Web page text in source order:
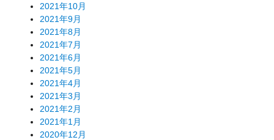
2021年10月
2021年9月
2021年8月
2021年7月
2021年6月
2021年5月
2021年4月
2021年3月
2021年2月
2021年1月
2020年12月